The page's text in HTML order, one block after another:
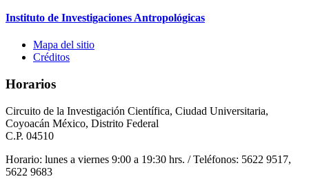
Instituto de Investigaciones Antropológicas
Mapa del sitio
Créditos
Horarios
Circuito de la Investigación Científica, Ciudad Universitaria,
Coyoacán México, Distrito Federal
C.P. 04510
Horario: lunes a viernes 9:00 a 19:30 hrs. / Teléfonos: 5622 9517,
5622 9683